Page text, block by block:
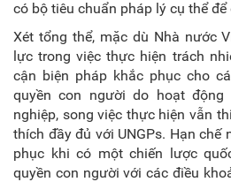
có bộ tiêu chuẩn pháp lý cụ thể
Xét tổng thể, mặc dù Nhà nước
lực trong việc thực hiện trách
cận biện pháp khắc phục cho
quyền con người do hoạt động
nghiệp, song việc thực hiện vẫn
thích đầy đủ với UNGPs. Hạn chế
phục khi có một chiến lược
quyền con người với các điều